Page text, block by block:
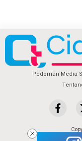
Pedoman Media